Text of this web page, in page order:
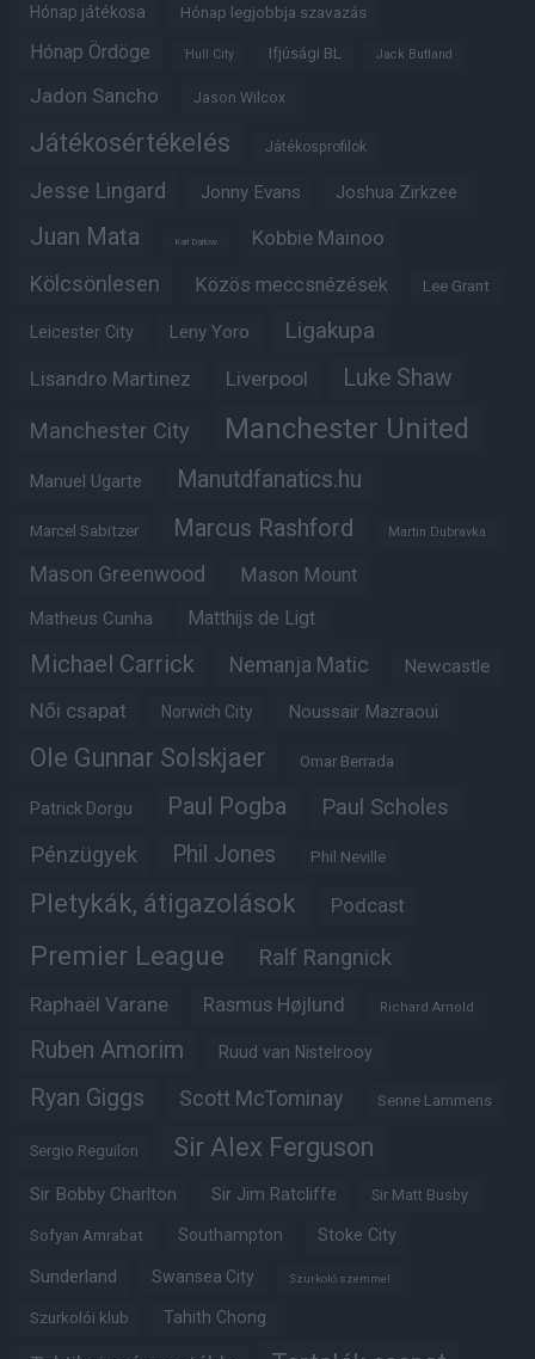
Hónap játékosa Hónap legjobbja szavazás
Hónap Ördöge Hull City Ifjúsági BL Jack Butland
Jadon Sancho Jason Wilcox
Játékosértékelés Játékosprofilok
Jesse Lingard Jonny Evans Joshua Zirkzee
Juan Mata Karl Darlow Kobbie Mainoo
Kölcsönlesen Közös meccsnézések Lee Grant
Leicester City Leny Yoro Ligakupa
Lisandro Martinez Liverpool Luke Shaw
Manchester City Manchester United
Manuel Ugarte Manutdfanatics.hu
Marcel Sabitzer Marcus Rashford Martin Dubravka
Mason Greenwood Mason Mount
Matheus Cunha Matthijs de Ligt
Michael Carrick Nemanja Matic Newcastle
Női csapat Norwich City Noussair Mazraoui
Ole Gunnar Solskjaer Omar Berrada
Patrick Dorgu Paul Pogba Paul Scholes
Pénzügyek Phil Jones Phil Neville
Pletykák, átigazolások Podcast
Premier League Ralf Rangnick
Raphaël Varane Rasmus Højlund Richard Arnold
Ruben Amorim Ruud van Nistelrooy
Ryan Giggs Scott McTominay Senne Lammens
Sergio Reguilon Sir Alex Ferguson
Sir Bobby Charlton Sir Jim Ratcliffe Sir Matt Busby
Sofyan Amrabat Southampton Stoke City
Sunderland Swansea City Szurkoló szemmel
Szurkolói klub Tahith Chong